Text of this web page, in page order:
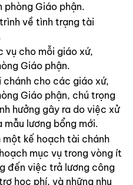
Giáo phận.
về tình trạng tài
vụ cho mỗi giáo xứ,
Giáo phận.
cho các giáo xứ,
Giáo phận, chú trọng
hưởng gây ra do việc xử
mẫu lương bổng mới.
một kế hoạch tài chánh
mục vụ trong vòng ít
đến việc trả lương công
học phí, và những nhu